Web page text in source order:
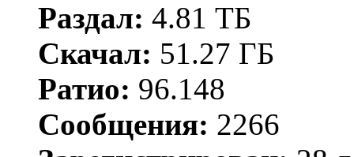
Раздал: 4.81 ТБ
Скачал: 51.27 ГБ
Ратио: 96.148
Сообщения: 2266